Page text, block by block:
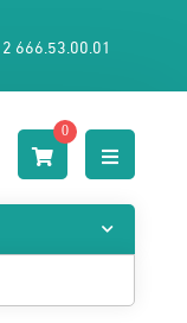
666.53.00.01
0